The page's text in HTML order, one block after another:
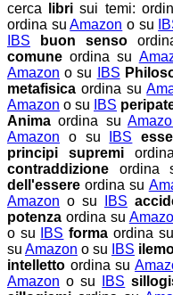
cerca libri sui temi:
ordina suAmazon o su
IBS buon senso
comune ordina su
Amazon o su IBS
metafisica ordina su
Amazon o su IBS
Anima ordina su
Amazon o su IBS
principi supremi
contraddizione
ordina
dell'essere ordina su
Amazon o su IBS
potenza ordina su
o su
IBS forma ordina
su Amazon o su IBS
intelletto ordina su
Amazon o su IBS